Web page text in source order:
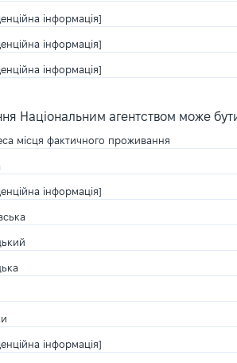
інформація]
інформація]
інформація]
Національним агентством може
місця фактичного проживання
інформація]
інформація]